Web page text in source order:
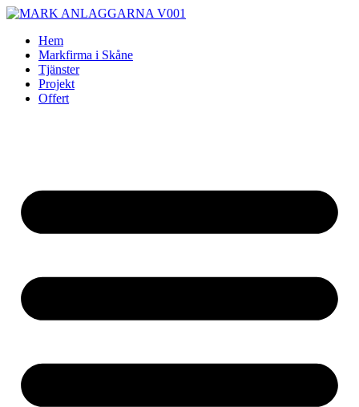
Skip
contentHem
Markfirma i Skåne
Tjänster
Projekt
Offert